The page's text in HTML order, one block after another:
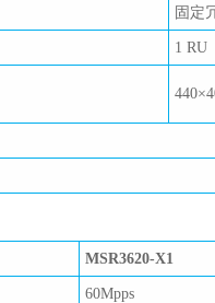
固定
1 RU
MSR3620-X1
60Mpps